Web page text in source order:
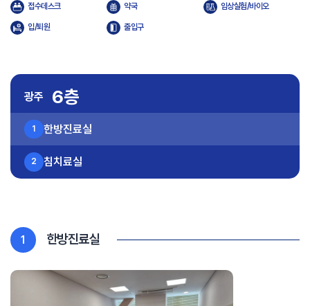
접수데스크 약국 임상실험/바이오
입/퇴원 출입구
광주 6층
1 한방진료실
2 침치료실
1 한방진료실